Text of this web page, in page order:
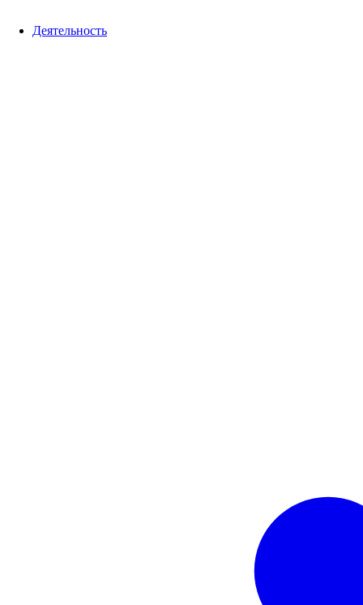
Деятельность